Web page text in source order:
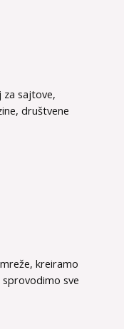
za sajtove,
društvene
kreiramo
sve